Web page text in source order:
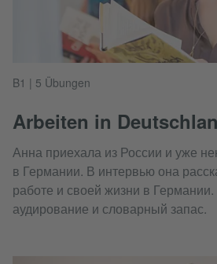
B1 | 5 Übungen
Arbeiten in
Анна приехала из России и уже
в Германии. В интервью она
работе и своей жизни в
аудирование и словарный запас.